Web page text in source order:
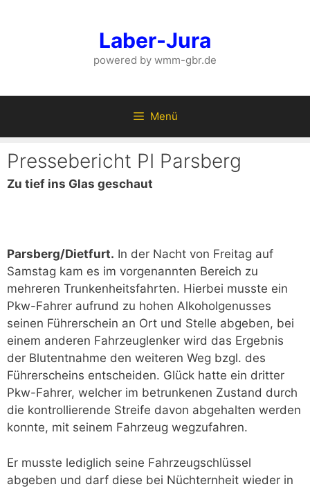
Laber-Jura
powered by wmm-gbr.de
Menü
Pressebericht PI Parsberg
Zu tief ins Glas geschaut
Parsberg/Dietfurt. In der Nacht von Freitag auf
Samstag kam es im vorgenannten Bereich zu
mehreren Trunkenheitsfahrten. Hierbei musste ein
Pkw-Fahrer aufrund zu hohen Alkoholgenusses
seinen Führerschein an Ort und Stelle abgeben, bei
einem anderen Fahrzeuglenker wird das Ergebnis
der Blutentnahme den weiteren Weg bzgl. des
Führerscheins entscheiden. Glück hatte ein dritter
Pkw-Fahrer, welcher im betrunkenen Zustand durch
die kontrollierende Streife davon abgehalten werden
konnte, mit seinem Fahrzeug wegzufahren.
Er musste lediglich seine Fahrzeugschlüssel
abgeben und darf diese bei Nüchternheit wieder in